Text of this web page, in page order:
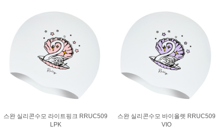
스완 실리콘수모 라이트핑크 RRUC509
LPK
스완 실리콘수모 바이올렛 RRUC509
VIO